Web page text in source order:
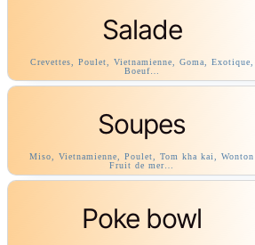
Salade
Crevettes, Poulet, Vietnamienne, Goma, Exotique,
Boeuf…
Soupes
Miso, Vietnamienne, Poulet, Tom kha kai, Wonton
Fruit de mer…
Poke bowl